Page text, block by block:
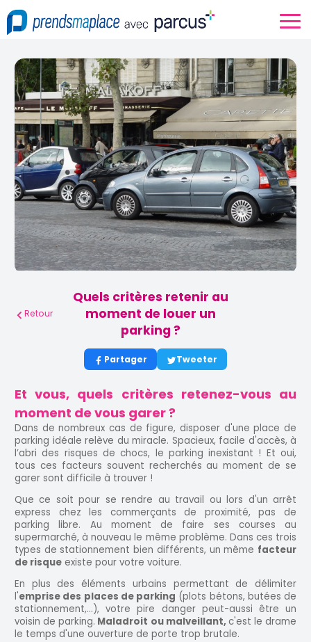
Retour
Quels critères retenir au
moment de louer un
parking ?
Partager Tweeter
Et vous, quels critères retenez-vous au
moment de vous garer ?
Dans de nombreux cas de figure, disposer d'une place de
parking idéale relève du miracle. Spacieux, facile d'accès, à
l’abri des risques de chocs, le parking inexistant ! Et oui,
tous ces facteurs souvent recherchés au moment de se
garer sont difficile à trouver !
Que ce soit pour se rendre au travail ou lors d'un arrêt
express chez les commerçants de proximité, pas de
parking libre. Au moment de faire ses courses au
supermarché, à nouveau le même problème. Dans ces trois
types de stationnement bien différents, un même facteur
de risque existe pour votre voiture.
En plus des éléments urbains permettant de délimiter
l'emprise des places de parking (plots bétons, butées de
stationnement,...), votre pire danger peut-aussi être un
voisin de parking. Maladroit ou malveillant, c'est le drame
le temps d'une ouverture de porte trop brutale.